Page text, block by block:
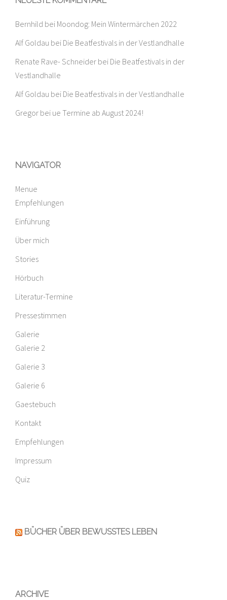
Bernhild bei Moondog: Mein Wintermärchen 2022
Alf Goldau bei Die Beatfestivals in der Vestlandhalle
Renate Rave- Schneider bei Die Beatfestivals in der
Vestlandhalle
Alf Goldau bei Die Beatfestivals in der Vestlandhalle
Gregor bei ue Termine ab August 2024!
NAVIGATOR
Menue
Empfehlungen
Einführung
Über mich
Stories
Hörbuch
Literatur-Termine
Pressestimmen
Galerie
Galerie 2
Galerie 3
Galerie 6
Gaestebuch
Kontakt
Empfehlungen
Impressum
Quiz
BÜCHER ÜBER BEWUSSTES LEBEN
ARCHIVE